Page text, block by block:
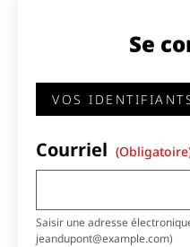
Se
VOS
Courriel
Saisir une adresse
jeandupont@example.com)